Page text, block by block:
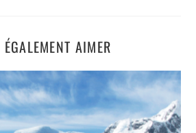
AIMER